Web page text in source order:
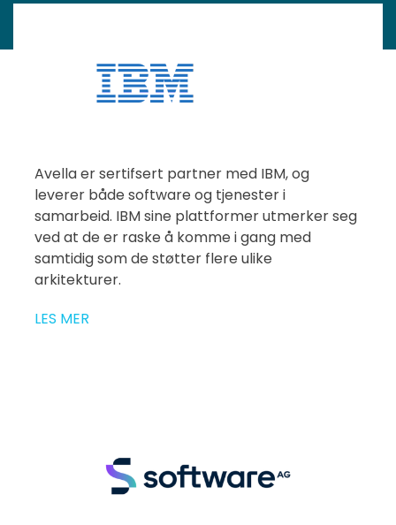
Avella er sertifsert partner med IBM, og
leverer både software og tjenester i
samarbeid. IBM sine plattformer utmerker seg
ved at de er raske å komme i gang med
samtidig som de støtter flere ulike
arkitekturer.
LES MER